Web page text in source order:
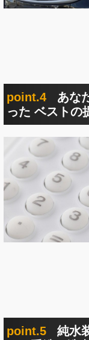
point.4
あな
った ベストの
point.5
純水